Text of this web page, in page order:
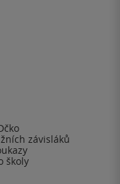
závisláků
školy